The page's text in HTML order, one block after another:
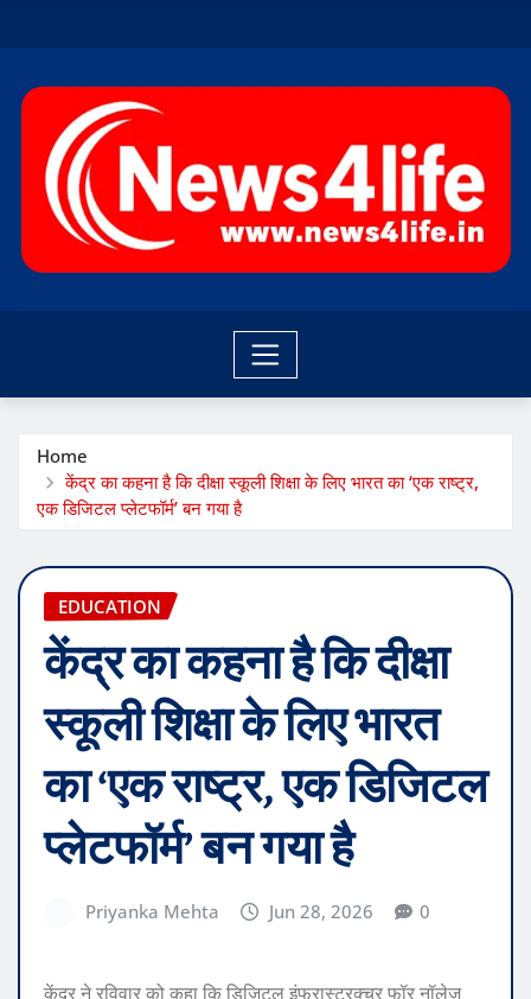
to
Home
केंद्र का कहना है कि दीक्षा स्कूली शिक्षा के लिए भारत का ‘एक राष्ट्र,
एक डिजिटल प्लेटफॉर्म’ बन गया है
EDUCATION
केंद्र का कहना है कि दीक्षा
स्कूली शिक्षा के लिए भारत
का ‘एक राष्ट्र, एक डिजिटल
प्लेटफॉर्म’ बन गया है
Priyanka Mehta Jun 28, 2026 0
केंद्र ने रविवार को कहा कि डिजिटल इंफ्रास्ट्रक्चर फॉर नॉलेज